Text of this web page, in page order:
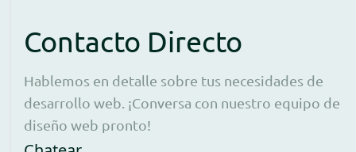
Contacto Directo
Hablemos en detalle sobre tus necesidades de
desarrollo web. ¡Conversa con nuestro equipo de
diseño web pronto!